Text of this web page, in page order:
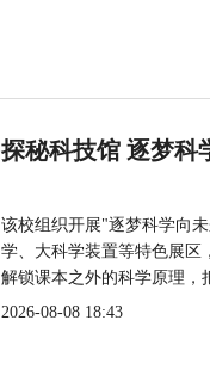
探秘科技馆 逐梦科
该校组织开展"逐梦科学向
学、大科学装置等特色展区
解锁课本之外的科学原理，
2026-08-08 18:43